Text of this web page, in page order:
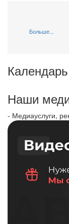
Больше...
Наши
- Медиауслуги,